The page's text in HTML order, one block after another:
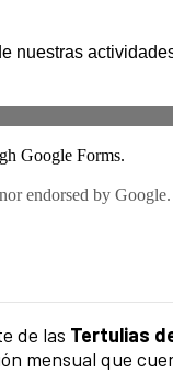
de las Tertulias
mensual que